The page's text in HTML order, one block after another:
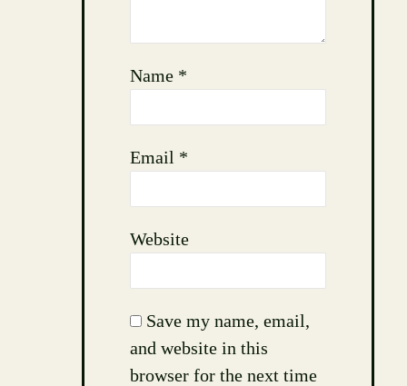
Name *
Email *
Website
Save my name, email,
and website in this
browser for the next time